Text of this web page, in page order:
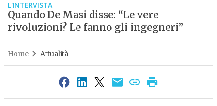
L'INTERVISTA
Quando De Masi disse: “Le vere
rivoluzioni? Le fanno gli ingegneri”
Home Attualità